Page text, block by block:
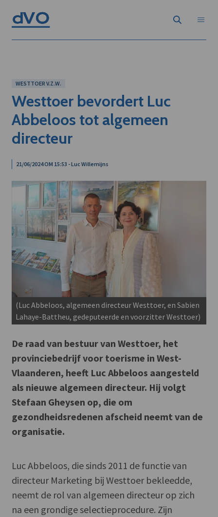
WESTTOER V.Z.W.
Westtoer bevordert Luc
Abbeloos tot algemeen
directeur
21/06/2024 OM 15:53 - Luc Willemijns
(Luc Abbeloos, algemeen directeur Westtoer, en Sabien
Lahaye-Battheu, gedeputeerde en voorzitter Westtoer)
De raad van bestuur van Westtoer, het
provinciebedrijf voor toerisme in West-
Vlaanderen, heeft Luc Abbeloos aangesteld
als nieuwe algemeen directeur. Hij volgt
Stefaan Gheysen op, die om
gezondheidsredenen afscheid neemt van de
organisatie.
Luc Abbeloos, die sinds 2011 de functie van
directeur Marketing bij Westtoer bekleedde,
neemt de rol van algemeen directeur op zich
na een grondige selectieprocedure. Zijn